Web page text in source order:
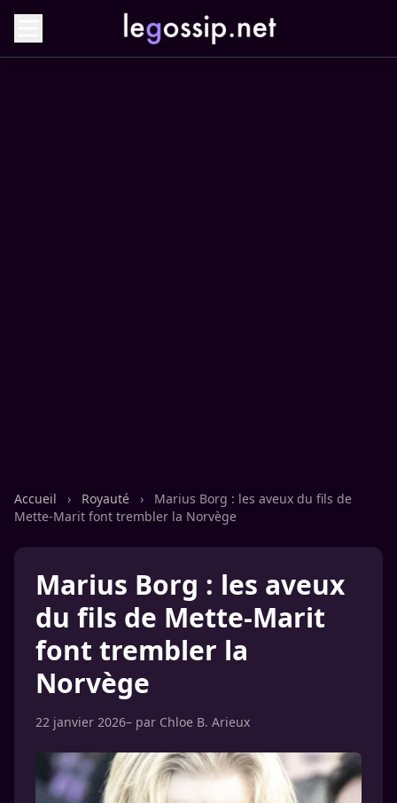
Accueil › Royauté ›
Marius Borg : les aveux du fils de
Mette-Marit font trembler la Norvège
Marius Borg : les aveux
du fils de Mette-Marit
font trembler la
Norvège
22 janvier 2026– par Chloe B. Arieux